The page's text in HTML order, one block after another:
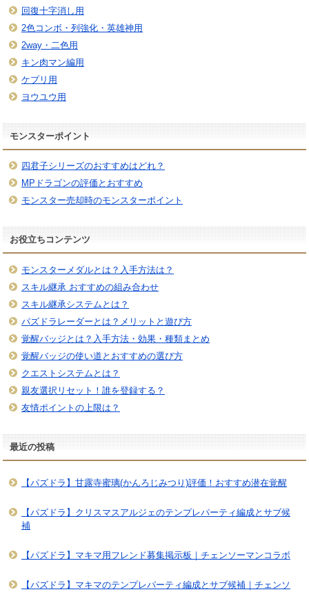
回復十字消し用
2色コンボ・列強化・英雄神用
2way・二色用
キン肉マン編用
ケプリ用
ヨウユウ用
モンスターポイント
四君子シリーズのおすすめはどれ？
MPドラゴンの評価とおすすめ
モンスター売却時のモンスターポイント
お役立ちコンテンツ
モンスターメダルとは？入手方法は？
スキル継承 おすすめの組み合わせ
スキル継承システムとは？
パズドラレーダーとは？メリットと遊び方
覚醒バッジとは？入手方法・効果・種類まとめ
覚醒バッジの使い道とおすすめの選び方
クエストシステムとは？
親友選択リセット！誰を登録する？
友情ポイントの上限は？
最近の投稿
【パズドラ】甘露寺蜜璃(かんろじみつり)評価！おすすめ潜在覚醒
【パズドラ】クリスマスアルジェのテンプレパーティ編成とサブ候
補
【パズドラ】マキマ用フレンド募集掲示板｜チェンソーマンコラボ
【パズドラ】マキマのテンプレパーティ編成とサブ候補｜チェンソ